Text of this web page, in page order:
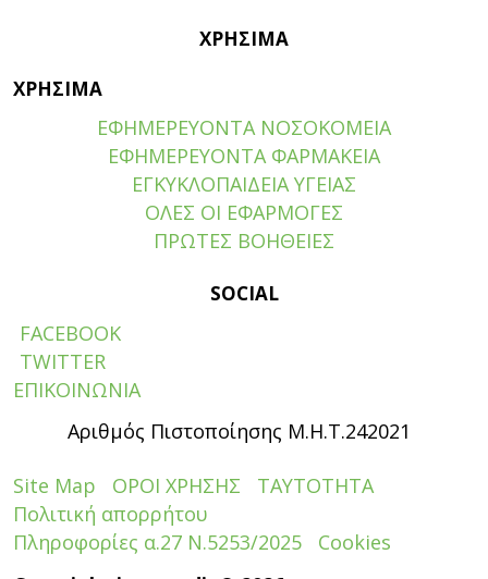
ΧΡΗΣΙΜΑ
ΧΡΗΣΙΜΑ
ΕΦΗΜΕΡΕΥΟΝΤΑ ΝΟΣΟΚΟΜΕΙΑ
ΕΦΗΜΕΡΕΥΟΝΤΑ ΦΑΡΜΑΚΕΙΑ
ΕΓΚΥΚΛΟΠΑΙΔΕΙΑ ΥΓΕΙΑΣ
ΟΛΕΣ ΟΙ ΕΦΑΡΜΟΓΕΣ
ΠΡΩΤΕΣ ΒΟΗΘΕΙΕΣ
SOCIAL
FACEBOOK
TWITTER
ΕΠΙΚΟΙΝΩΝΙΑ
Αριθμός Πιστοποίησης Μ.Η.Τ.242021
Site Map ΟΡΟΙ ΧΡΗΣΗΣ
ΤΑΥΤΟΤΗΤΑ
Πολιτική απορρήτου
Πληροφορίες α.27 Ν.5253/2025
Cookies